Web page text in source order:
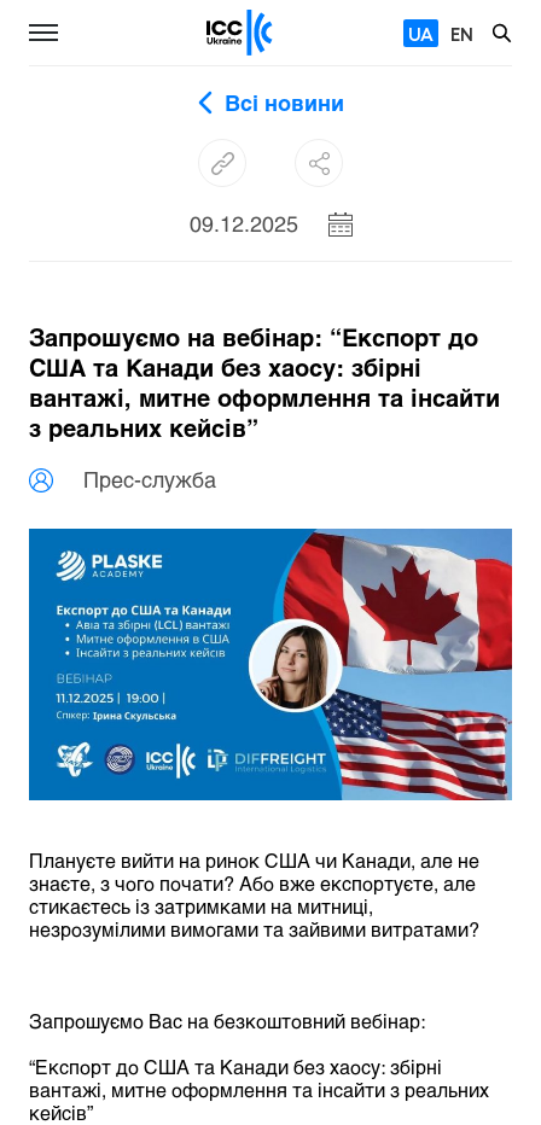
UA EN
Всі новини
09.12.2025
Запрошуємо на вебінар: “Експорт до
США та Канади без хаосу: збірні
вантажі, митне оформлення та інсайти
з реальних кейсів”
Прес-служба
Плануєте вийти на ринок США чи Канади, але не
знаєте, з чого почати? Або вже експортуєте, але
стикаєтесь із затримками на митниці,
незрозумілими вимогами та зайвими витратами?
Запрошуємо Вас на безкоштовний вебінар:
“Експорт до США та Канади без хаосу: збірні
вантажі, митне оформлення та інсайти з реальних
кейсів”